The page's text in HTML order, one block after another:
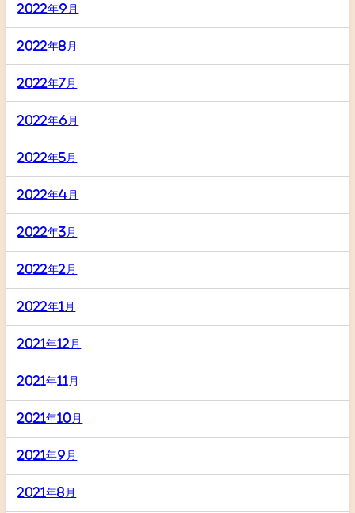
2022年9月
2022年8月
2022年7月
2022年6月
2022年5月
2022年4月
2022年3月
2022年2月
2022年1月
2021年12月
2021年11月
2021年10月
2021年9月
2021年8月